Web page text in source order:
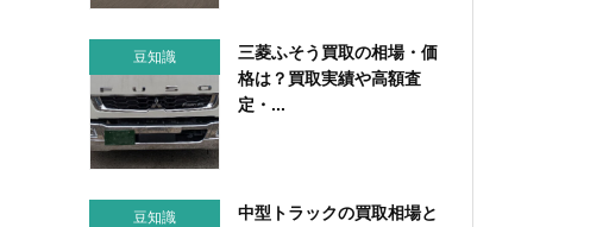
豆知識
三菱ふそう買取の相場・価
格は？買取実績や高額査
定・...
豆知識
中型トラックの買取相場と